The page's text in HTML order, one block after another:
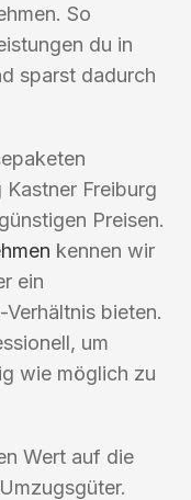
So
du in
sparst dadurch
Freiburg
Preisen.
kennen wir
ein
bieten.
um
wie möglich zu
Wert auf die